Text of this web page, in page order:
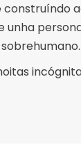
construíndo
unha